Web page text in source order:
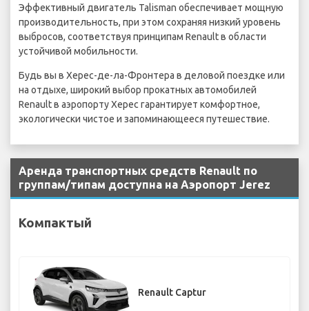
Эффективный двигатель Talisman обеспечивает мощную
производительность, при этом сохраняя низкий уровень
выбросов, соответствуя принципам Renault в области
устойчивой мобильности.
Будь вы в Херес-де-ла-Фронтера в деловой поездке или
на отдыхе, широкий выбор прокатных автомобилей
Renault в аэропорту Херес гарантирует комфортное,
экологически чистое и запоминающееся путешествие.
Аренда транспортных средств Renault по
группам/типам доступна на Аэропорт Jerez
Компактый
Renault Captur